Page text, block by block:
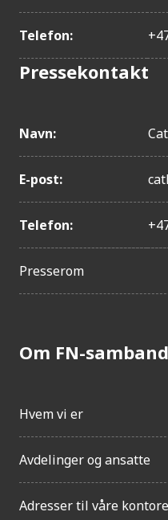
Telefon:
Pressekontakt
Navn:
E-post:
Telefon:
Presserom
Om FN-
Hvem vi er
Avdelinger og ansatte
Adresser til våre